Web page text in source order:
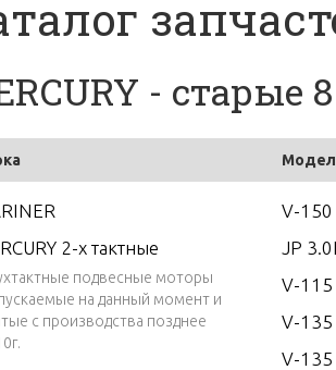
- старые
2-х тактные
подвесные моторы
на данный момент и
с производства позднее
V-150
JP
V-115
V-135
V-135